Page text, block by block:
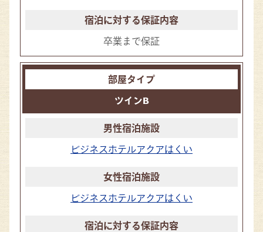
卒業まで保証
ツインB
ビジネスホテルアクアはくい
ビジネスホテルアクアはくい